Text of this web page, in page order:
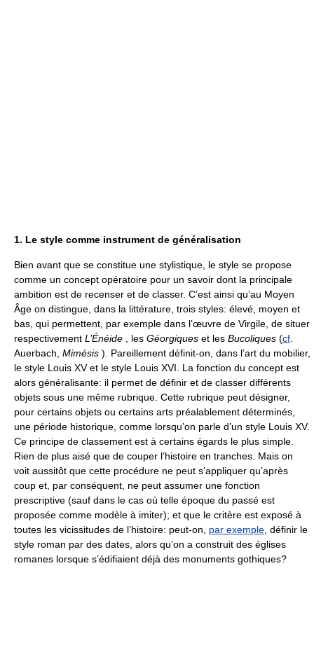
1. Le style comme instrument de généralisation
Bien avant que se constitue une stylistique, le style se propose
comme un concept opératoire pour un savoir dont la principale
ambition est de recenser et de classer. C’est ainsi qu’au Moyen
Âge on distingue, dans la littérature, trois styles: élevé, moyen et
bas, qui permettent, par exemple dans l’œuvre de Virgile, de situer
respectivement L’Énéide , les Géorgiques et les Bucoliques (cf
Auerbach, Mimésis ). Pareillement définit-on, dans l’art du mobilier,
le style Louis XV et le style Louis XVI. La fonction du concept est
alors généralisante: il permet de définir et de classer différents
objets sous une même rubrique. Cette rubrique peut désigner,
pour certains objets ou certains arts préalablement déterminés,
une période historique, comme lorsqu’on parle d’un style Louis XV.
Ce principe de classement est à certains égards le plus simple.
Rien de plus aisé que de couper l’histoire en tranches. Mais on
voit aussitôt que cette procédure ne peut s’appliquer qu’après
coup et, par conséquent, ne peut assumer une fonction
prescriptive (sauf dans le cas où telle époque du passé est
proposée comme modèle à imiter); et que le critère est exposé à
toutes les vicissitudes de l’histoire: peut-on, par exemple , définir le
style roman par des dates, alors qu’on a construit des églises
romanes lorsque s’édifiaient déjà des monuments gothiques?